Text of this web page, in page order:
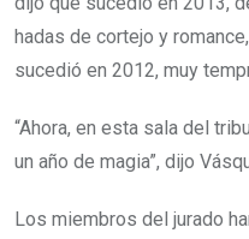
hadas de cortejo y
sucedió en 2012, muy
“Ahora, en esta sala del
un año de magia”, dijo
Los miembros del jurado